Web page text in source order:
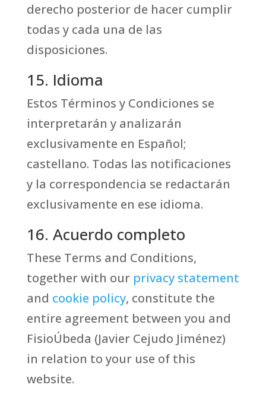
derecho posterior de hacer cumplir
todas y cada una de las
disposiciones.
15. Idioma
Estos Términos y Condiciones se
interpretarán y analizarán
exclusivamente en Español;
castellano. Todas las notificaciones
y la correspondencia se redactarán
exclusivamente en ese idioma.
16. Acuerdo completo
These Terms and Conditions,
together with our privacy statement
and cookie policy, constitute the
entire agreement between you and
FisioÚbeda (Javier Cejudo Jiménez)
in relation to your use of this
website.